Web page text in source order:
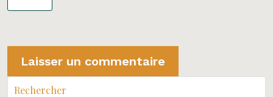
Rechercher